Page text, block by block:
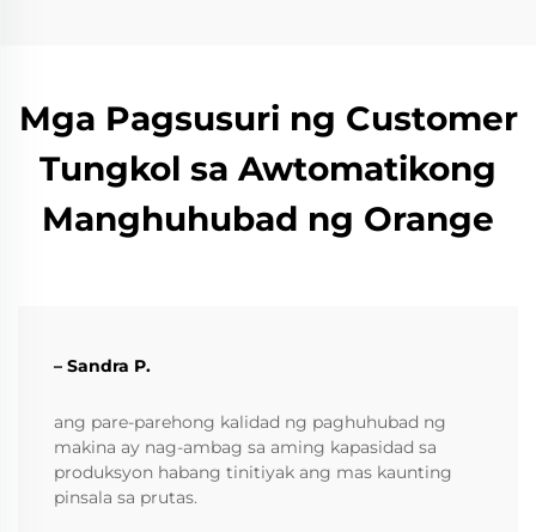
Mga Pagsusuri ng Customer
Tungkol sa Awtomatikong
Manghuhubad ng Orange
– Sandra P.
ang pare-parehong kalidad ng paghuhubad ng
makina ay nag-ambag sa aming kapasidad sa
produksyon habang tinitiyak ang mas kaunting
pinsala sa prutas.